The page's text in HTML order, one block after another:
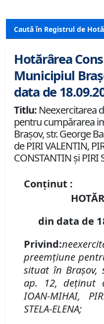
Caută în Registrul de
Hotărârea
Municipiul
data de
Titlu: Neexercitarea
pentru cumpărarea
Braşov, str. George
de PIRI VALENTIN,
CONSTANTIN şi PIRI
Conținut :
din data de
Privind:
preemţiune
situat în Braşov,
ap. 12, deţinut
IOAN-MIHAI,
STELA-ELENA;